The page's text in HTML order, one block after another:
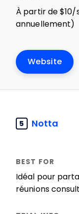
À partir de
annuellement)
Website
5 Notta
Idéal pour
réunions